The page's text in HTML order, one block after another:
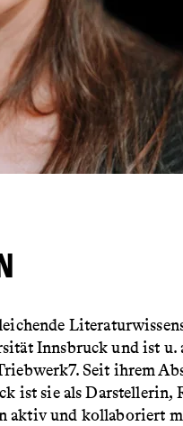
Innsbruck und ist u.
Seit ihrem
ist sie als Darstellerin,
aktiv und kollaboriert